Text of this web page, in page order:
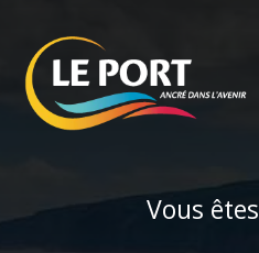
Vous êtes